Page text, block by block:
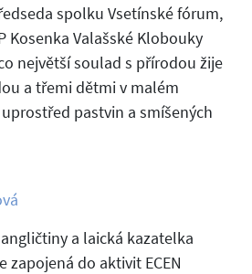
spolku Vsetínské fórum,
Kosenka Valašské Klobouky
největší soulad s přírodou žije
a třemi dětmi v malém
pastvin a smíšených
a laická kazatelka
zapojená do aktivit ECEN